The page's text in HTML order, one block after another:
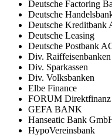
Deutsche Factoring
Deutsche
Deutsche Kreditbank
Deutsche Leasing
Deutsche Postbank
Div. Raiffeisenbanken
Div. Sparkassen
Div. Volksbanken
Elbe Finance
FORUM
GEFA BANK
Hanseatic Bank
HypoVereinsbank